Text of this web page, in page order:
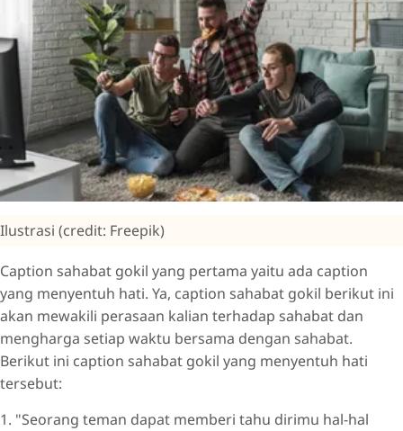
Ilustrasi (credit: Freepik)
Caption sahabat gokil yang pertama yaitu ada caption
yang menyentuh hati. Ya, caption sahabat gokil berikut ini
akan mewakili perasaan kalian terhadap sahabat dan
mengharga setiap waktu bersama dengan sahabat.
Berikut ini caption sahabat gokil yang menyentuh hati
tersebut:
1. "Seorang teman dapat memberi tahu dirimu hal-hal